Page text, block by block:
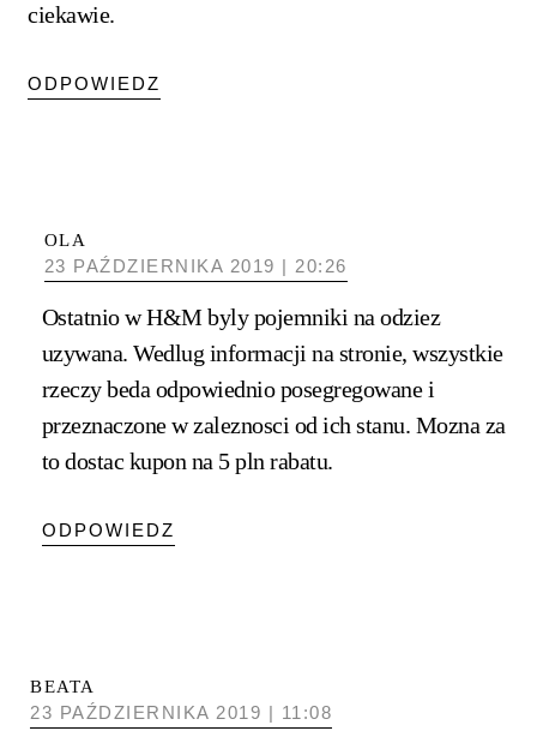
ciekawie.
ODPOWIEDZ
OLA
23 PAŹDZIERNIKA 2019 | 20:26
Ostatnio w H&M byly pojemniki na odziez
uzywana. Wedlug informacji na stronie, wszystkie
rzeczy beda odpowiednio posegregowane i
przeznaczone w zaleznosci od ich stanu. Mozna za
to dostac kupon na 5 pln rabatu.
ODPOWIEDZ
BEATA
23 PAŹDZIERNIKA 2019 | 11:08